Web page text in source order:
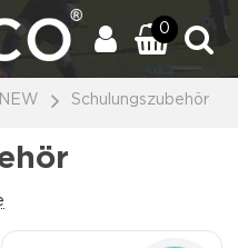
0
Schulungszubehör